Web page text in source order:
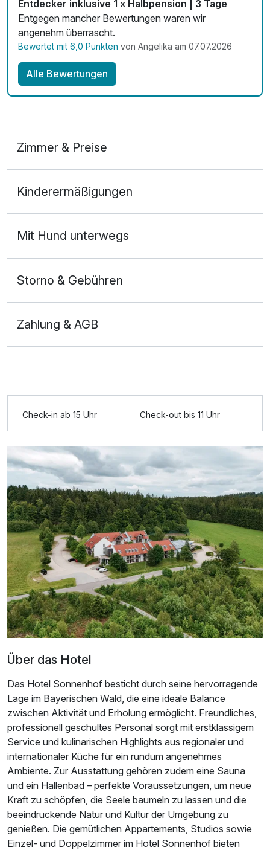
Entdecker inklusive 1 x Halbpension | 3 Tage
Entgegen mancher Bewertungen waren wir
angenehm überrascht.
Bewertet mit 6,0 Punkten von Angelika am 07.07.2026
Alle Bewertungen
Zimmer & Preise
2 Erwachsene
Für 5 Tage 149,00 €
Kinderermäßigungen
Mit Hund unterwegs
Storno & Gebühren
Zahlung & AGB
Check-in ab 15 Uhr Check-out bis 11 Uhr
Über das Hotel
Das Hotel Sonnenhof besticht durch seine hervorragende
Lage im Bayerischen Wald, die eine ideale Balance
zwischen Aktivität und Erholung ermöglicht. Freundliches,
professionell geschultes Personal sorgt mit erstklassigem
Service und kulinarischen Highlights aus regionaler und
internationaler Küche für ein rundum angenehmes
Ambiente. Zur Ausstattung gehören zudem eine Sauna
und ein Hallenbad – perfekte Voraussetzungen, um neue
Kraft zu schöpfen, die Seele baumeln zu lassen und die
beeindruckende Natur und Kultur der Umgebung zu
genießen. Die gemütlichen Appartements, Studios sowie
Einzel- und Doppelzimmer im Hotel Sonnenhof bieten